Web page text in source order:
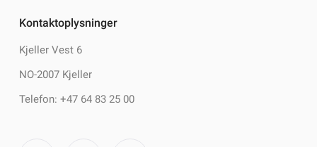
Kontaktoplysninger
Kjeller Vest 6
NO-2007 Kjeller
Telefon: +47 64 83 25 00